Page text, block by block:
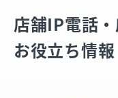
店舗IP電話
お役立ち情報